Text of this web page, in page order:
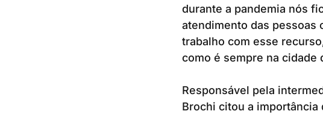
durante a pandemia nós
atendimento das pessoas
trabalho com esse
como é sempre na cidade
Responsável pela
Brochi citou a importância